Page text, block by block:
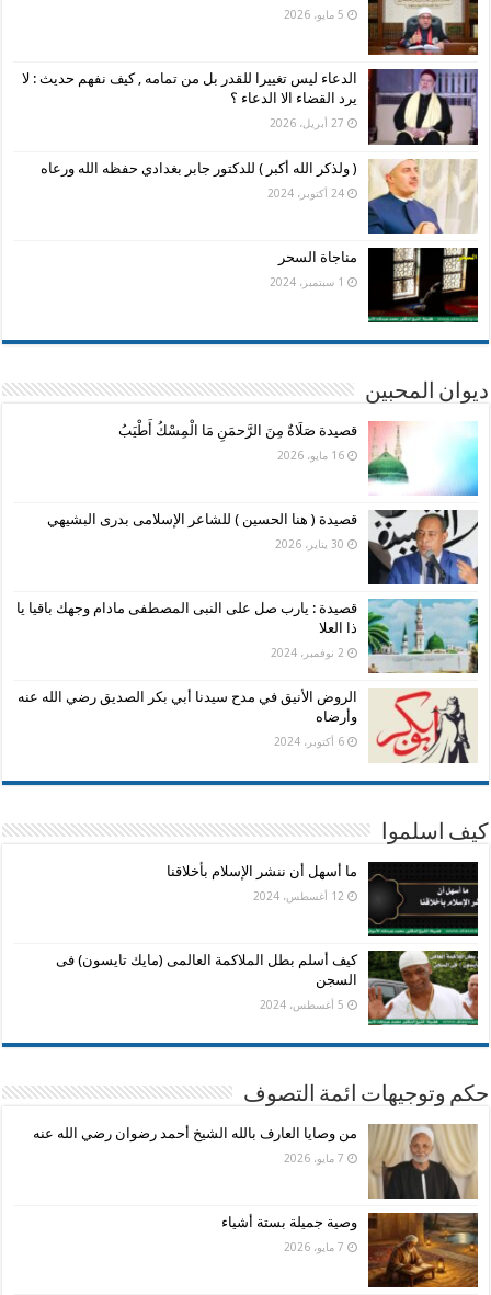
5 مايو، 2026
الدعاء ليس تغييرا للقدر بل من تمامه , كيف نفهم حديث : لا
يرد القضاء الا الدعاء ؟
27 أبريل، 2026
( ولذكر الله أكبر ) للدكتور جابر بغدادي حفظه الله ورعاه
24 أكتوبر، 2024
مناجاة السحر
1 سبتمبر، 2024
ديوان المحبين
قصيدة صَلَاةٌ مِنَ الرَّحمَنِ مَا الْمِسْكُ أَطْيَبُ
16 مايو، 2026
قصيدة ( هنا الحسين ) للشاعر الإسلامى بدرى البشيهي
30 يناير، 2026
قصيدة : يارب صل على النبى المصطفى مادام وجهك باقيا يا
ذا العلا
2 نوفمبر، 2024
الروض الأنيق في مدح سيدنا أبي بكر الصديق رضي الله عنه
وأرضاه
6 أكتوبر، 2024
كيف اسلموا
ما أسهل أن ننشر الإسلام بأخلاقنا
12 أغسطس، 2024
كيف أسلم بطل الملاكمة العالمى (مايك تايسون) فى
السجن
5 أغسطس، 2024
حكم وتوجيهات ائمة التصوف
من وصايا العارف بالله الشيخ أحمد رضوان رضي الله عنه
7 مايو، 2026
وصية جميلة بستة أشياء
7 مايو، 2026